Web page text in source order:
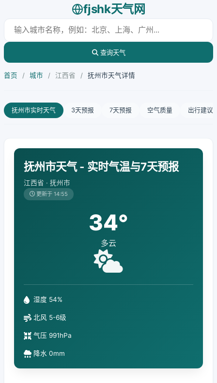
fjshk天气网
查询天气
首页 / 城市 / 江西省 / 抚州市天气详情
抚州市实时天气 3天预报 7天预报 空气质量 出行建议
抚州市天气 - 实时气温与7天预报
江西省 · 抚州市
更新于 14:55
34°
多云
湿度 54%
北风 5-6级
气压 991hPa
降水 0mm